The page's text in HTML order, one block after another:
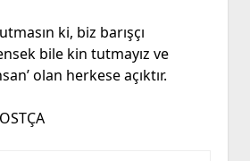
ki, biz barışçı
bile kin tutmayız ve
olan herkese açıktır.